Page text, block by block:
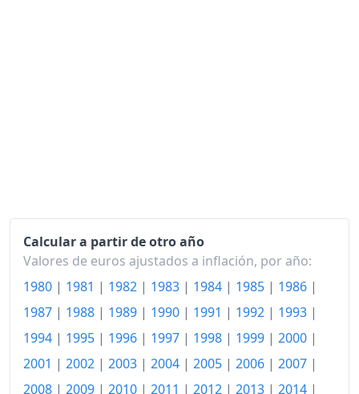
Calcular a partir de otro año
Valores de euros ajustados a inflación, por año:
1980 | 1981 | 1982 | 1983 | 1984 | 1985 | 1986 |
1987 | 1988 | 1989 | 1990 | 1991 | 1992 | 1993 |
1994 | 1995 | 1996 | 1997 | 1998 | 1999 | 2000 |
2001 | 2002 | 2003 | 2004 | 2005 | 2006 | 2007 |
2008 | 2009 | 2010 | 2011 | 2012 | 2013 | 2014 |